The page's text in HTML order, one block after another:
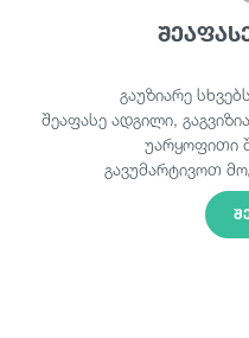
გაუზიარე
შეაფასე ადგილი,
უარყოფითი
გავუმარტივოთ